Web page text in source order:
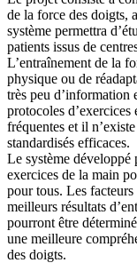
de la force des doigts,
système permettra
patients issus de
L’entraînement de la
physique ou de
très peu d’information
protocoles
fréquentes et il
standardisés efficaces.
Le système développé
exercices de la main
pour tous. Les
meilleurs résultats
pourront être
une meilleure
des doigts.